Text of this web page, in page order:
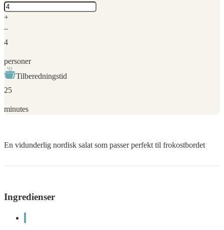
Adjust
servings
+
–
4
personer
Tilberedningstid
25
minutes
En vidunderlig nordisk salat som passer perfekt til frokostbordet
Ingredienser